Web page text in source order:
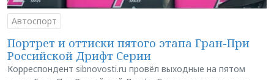
Автоспорт
Портрет и оттиски пятого этапа Гран-При
Российской Дрифт Серии
Корреспондент sibnovosti.ru провёл выходные на пятом